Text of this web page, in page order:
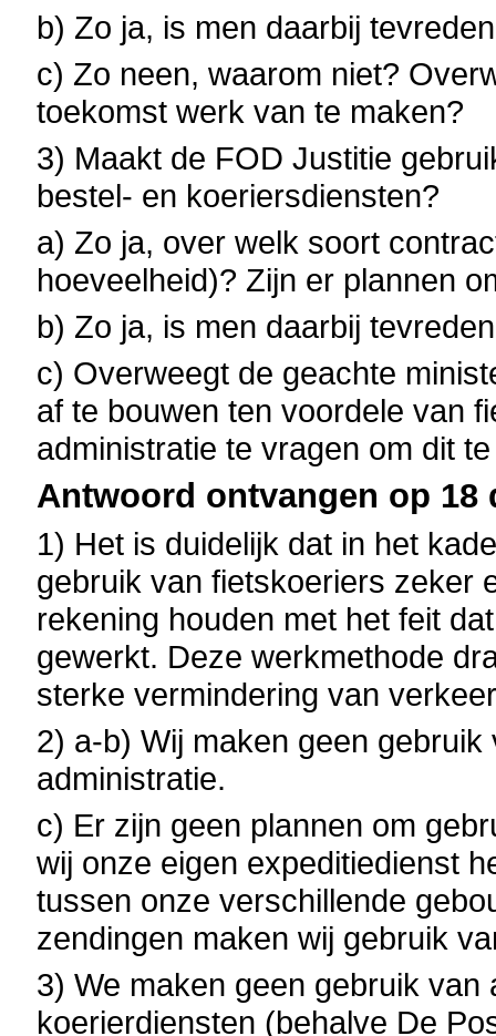
b) Zo ja, is men daarbij
c) Zo neen, waarom niet?
toekomst werk van te maken?
3) Maakt de FOD Justitie
bestel- en koeriersdiensten?
a) Zo ja, over welk soort
hoeveelheid)? Zijn er plannen
b) Zo ja, is men daarbij
c) Overweegt de geachte
af te bouwen ten voordele van
administratie te vragen om dit
Antwoord ontvangen op 18
1) Het is duidelijk dat in het
gebruik van fietskoeriers zeker
rekening houden met het feit
gewerkt. Deze werkmethode
sterke vermindering van
2) a-b) Wij maken geen
administratie.
c) Er zijn geen plannen om
wij onze eigen expeditiedienst
tussen onze verschillende
zendingen maken wij gebruik
3) We maken geen gebruik
koerierdiensten (behalve De